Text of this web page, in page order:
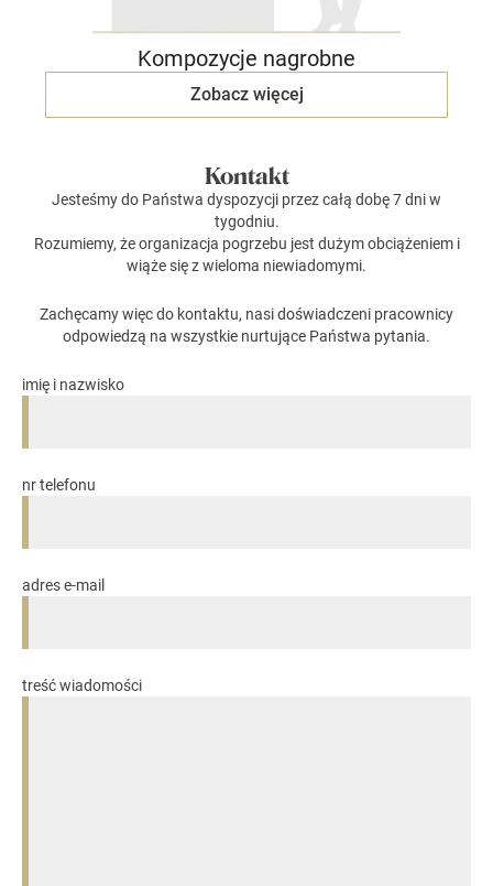
Kompozycje nagrobne
Zobacz więcej
Kontakt
Jesteśmy do Państwa dyspozycji przez całą dobę 7 dni w
tygodniu.
Rozumiemy, że organizacja pogrzebu jest dużym obciążeniem i
wiąże się z wieloma niewiadomymi.
Zachęcamy więc do kontaktu, nasi doświadczeni pracownicy
odpowiedzą na wszystkie nurtujące Państwa pytania.
imię i nazwisko
nr telefonu
adres e-mail
treść wiadomości